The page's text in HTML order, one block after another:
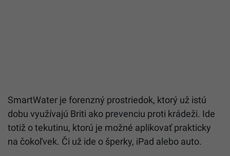
SmartWater je forenzný prostriedok, ktorý už istú
dobu využívajú Briti ako prevenciu proti krádeži. Ide
totiž o tekutinu, ktorú je možné aplikovať prakticky
na čokoľvek. Či už ide o šperky, iPad alebo auto.